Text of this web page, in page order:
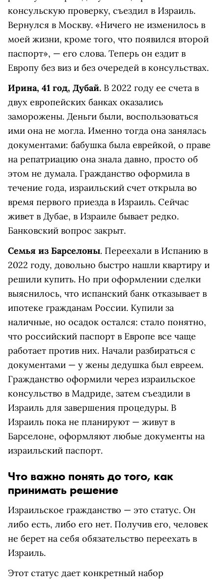
консульскую проверку, съездил в Израиль.
Вернулся в Москву. «Ничего не изменилось в
моей жизни, кроме того, что появился второй
паспорт», — его слова. Теперь он ездит в
Европу без виз и без очередей в консульствах.
Ирина, 41 год, Дубай. В 2022 году ее счета в
двух европейских банках оказались
заморожены. Деньги были, воспользоваться
ими она не могла. Именно тогда она занялась
документами: бабушка была еврейкой, о праве
на репатриацию она знала давно, просто об
этом не думала. Гражданство оформила в
течение года, израильский счет открыла во
время первого приезда в Израиль. Сейчас
живет в Дубае, в Израиле бывает редко.
Банковский вопрос закрыт.
Семья из Барселоны. Переехали в Испанию в
2022 году, довольно быстро нашли квартиру и
решили купить. Но при оформлении сделки
выяснилось, что испанский банк отказывает в
ипотеке гражданам России. Купили за
наличные, но осадок остался: стало понятно,
что российский паспорт в Европе все чаще
работает против них. Начали разбираться с
документами — у жены дедушка был евреем.
Гражданство оформили через израильское
консульство в Мадриде, затем съездили в
Израиль для завершения процедуры. В
Израиль пока не планируют — живут в
Барселоне, оформляют любые документы на
израильский паспорт.
Что важно понять до того, как
принимать решение
Израильское гражданство — это статус. Он
либо есть, либо его нет. Получив его, человек
не берет на себя обязательство переехать в
Израиль.
Этот статус дает конкретный набор